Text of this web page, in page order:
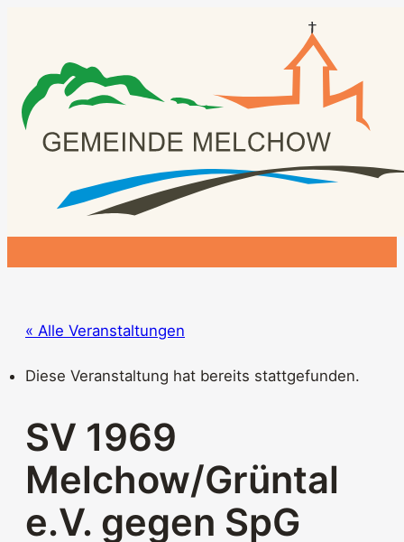
« Alle Veranstaltungen
Diese Veranstaltung hat bereits stattgefunden.
SV 1969
Melchow/Grüntal
e.V. gegen SpG